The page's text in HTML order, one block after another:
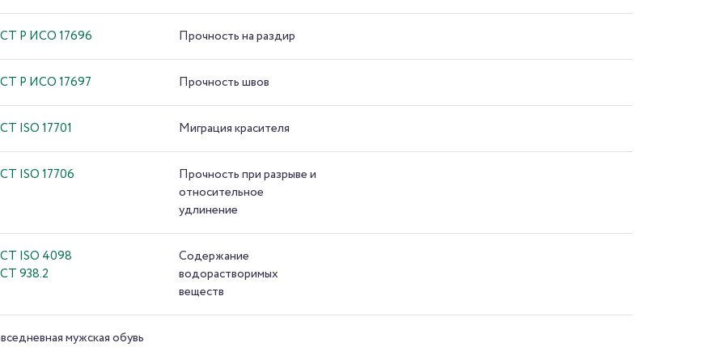
Р ИСО 17696 Прочность на раздир
Р ИСО 17697 Прочность швов
ISO 17701 Миграция красителя
ISO 17706
Прочность при разрыве и
относительное
удлинение
ISO 4098
938.2
Содержание
водорастворимых
веществ
мужская обувь